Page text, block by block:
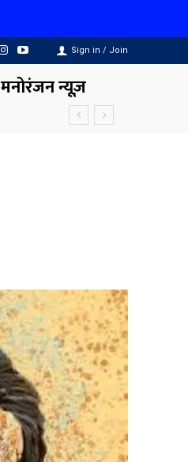
Sign in / Join
मनोरंजन न्यूज़